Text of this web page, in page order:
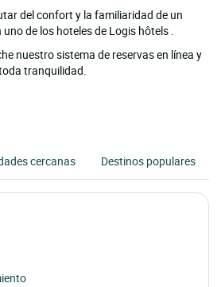
del confort y la familiaridad de un
de los hoteles de Logis hôtels .
nuestro sistema de reservas en línea y
tranquilidad.
cercanas Destinos populares